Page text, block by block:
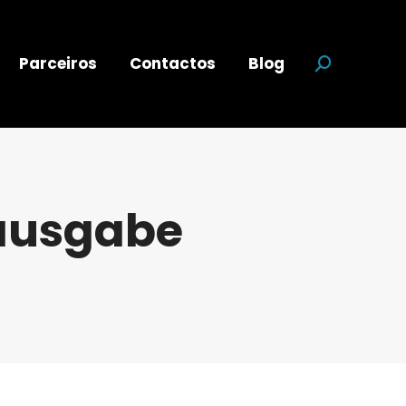
Parceiros Contactos Blog Search: